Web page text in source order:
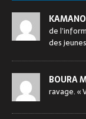
de
des
BOURA
ravage. «